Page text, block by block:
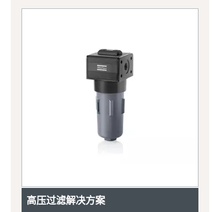
高压过滤解决方案